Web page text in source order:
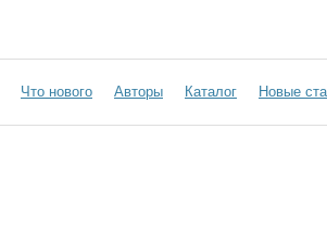
Что нового Авторы Каталог Новые